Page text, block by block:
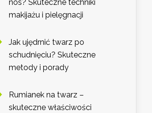
nos? Skuteczne techniki
makijażu i pielęgnacji
Jak ujędrnić twarz po
schudnięciu? Skuteczne
metody i porady
Rumianek na twarz –
skuteczne właściwości